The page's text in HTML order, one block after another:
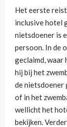
Het eerste
inclusive hotel
nietsdoener is
persoon. In de
geclaimd, waar
hij bij het
de nietsdoener
of in het
wellicht het
bekijken.